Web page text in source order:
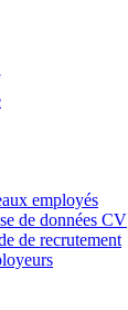
employés
de données CV
de recrutement